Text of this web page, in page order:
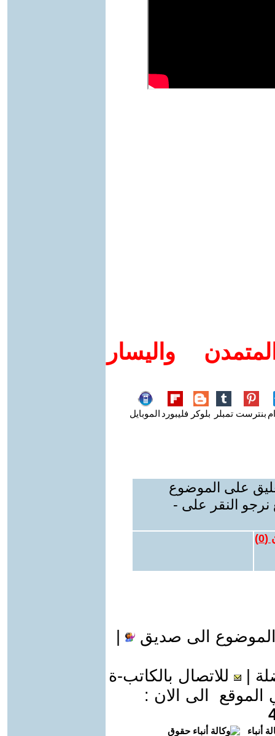
واليسار
بنترست تمبلر بلوكر فليبورد الموبايل
على الموضوع
نرجو النقر على -
(
0
)
الى صديق
للاتصال بالكاتب-ة
الى الان :